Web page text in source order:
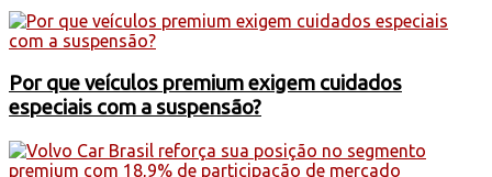
Por que veículos premium exigem cuidados
especiais com a suspensão?